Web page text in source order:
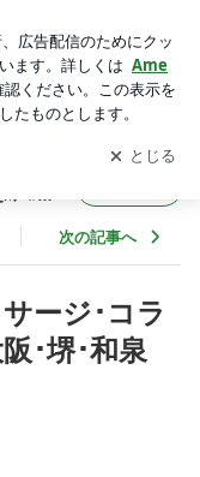
・大阪市･和泉市 マ
得 RTA指定ｽｸｰﾙ A
を受け取りまし
開く
ｽｸｰﾙ
次の記事へ
ージ･コラ
･堺･和泉